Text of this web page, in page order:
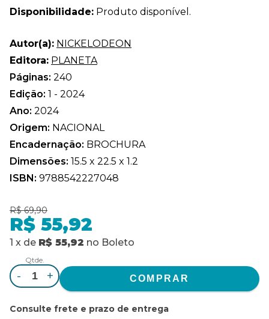
Disponibilidade: Produto disponível.
Autor(a): NICKELODEON
Editora: PLANETA
Páginas: 240
Edição: 1 - 2024
Ano: 2024
Origem: NACIONAL
Encadernação: BROCHURA
Dimensões: 15.5 x 22.5 x 1.2
ISBN: 9788542227048
R$ 69,90
R$ 55,92
1 x de R$ 55,92 no Boleto
Qtde.
- +
Consulte frete e prazo de entrega